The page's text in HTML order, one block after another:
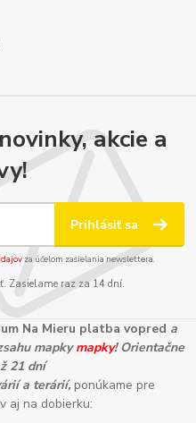
akcie a
Prihlásiť sa
za účelom zasielania newslettera.
Zasielame raz za 14 dní.
Na Mieru platba vopred a
mapkymapky! Orientačne
21 dní
a terárií, ponúkame pre
aj na dobierku: